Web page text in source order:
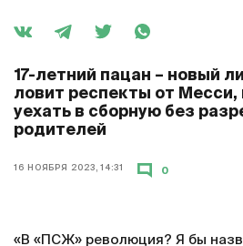
17-летний пацан – новый
ловит респекты от Месси,
уехать в сборную без
родителей
16 НОЯБРЯ 2023, 14:31 0
«В «ПСЖ» революция? Я бы